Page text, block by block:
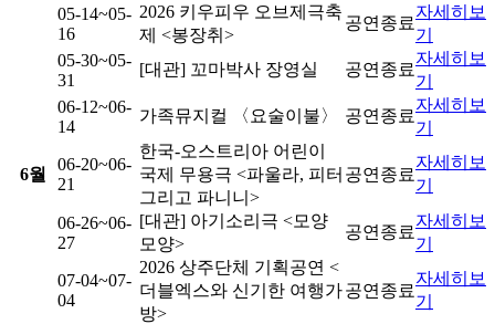
05-14~05-
16
2026 키우피우 오브제극축
제 <봉장취>
공연 종료
자세히 보
기
05-30~05-
31
[대관] 꼬마박사 장영실 공연 종료
자세히 보
기
6월
06-12~06-
14
가족뮤지컬 〈요술이불〉 공연 종료
자세히 보
기
06-20~06-
21
한국-오스트리아 어린이
국제 무용극 <파울라, 피터
그리고 파니니>
공연 종료
자세히 보
기
06-26~06-
27
[대관] 아기소리극 <모양
모양>
공연 종료
자세히 보
기
07-04~07-
04
2026 상주단체 기획공연 <
더블엑스와 신기한 여행가
방>
공연 종료
자세히 보
기